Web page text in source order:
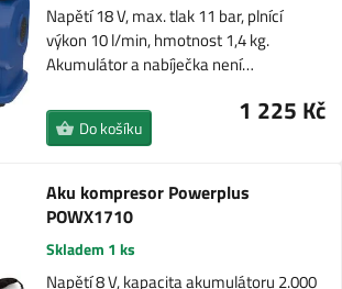
Napětí 18 V, max. tlak 11 bar, plnící
výkon 10 l/min, hmotnost 1,4 kg.
Akumulátor a nabíječka není…
1 225 Kč
Do košíku
Aku kompresor Powerplus
POWX1710
Skladem 1 ks
Napětí 8 V, kapacita akumulátoru 2.000